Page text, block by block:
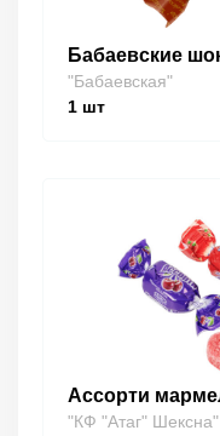
Бабаевские
"Бабаевская"
1 шт
Ассорти
"КФ "Атаг" Шексна"